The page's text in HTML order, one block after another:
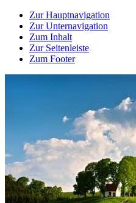
Zur Hauptnavigation
Zur Unternavigation
Zum Inhalt
Zur Seitenleiste
Zum Footer